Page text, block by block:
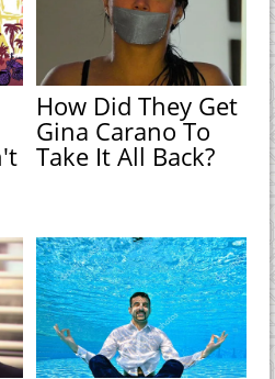
How Did They Get
Gina Carano To
Take It All Back?